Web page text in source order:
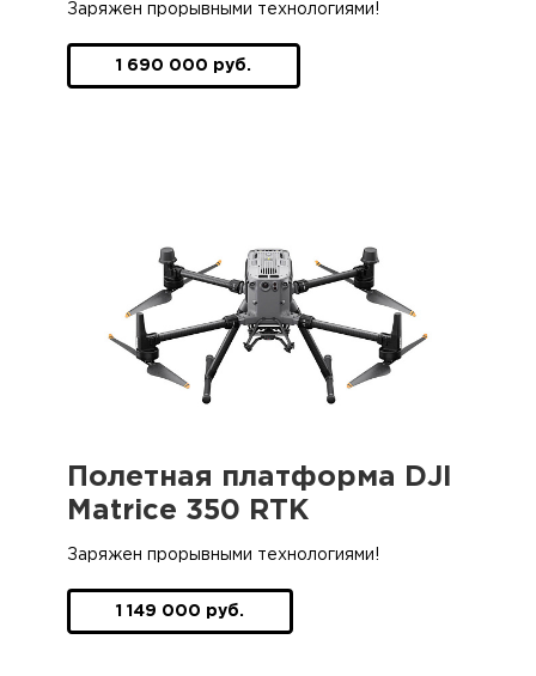
Заряжен прорывными технологиями!
1 690 000 руб.
Полетная платформа DJI
Matrice 350 RTK
Заряжен прорывными технологиями!
1 149 000 руб.